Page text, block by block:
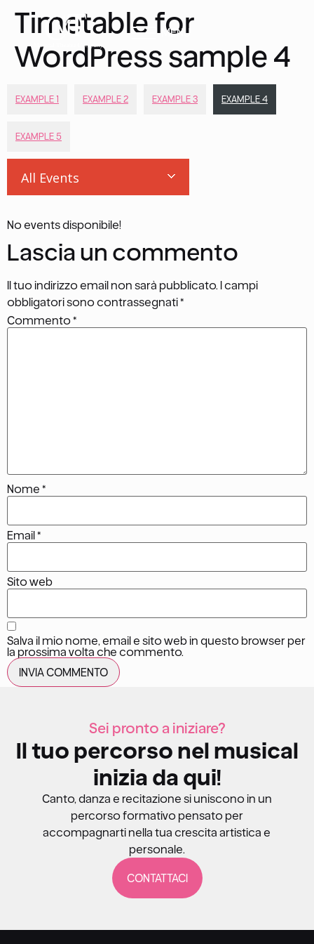
MENU
Timetable for
WordPress sample 4
EXAMPLE 1 EXAMPLE 2 EXAMPLE 3 EXAMPLE 4
EXAMPLE 5
All Events
No events disponibile!
Lascia un commento
Il tuo indirizzo email non sarà pubblicato. I campi
obbligatori sono contrassegnati*
Commento*
Nome *
Email*
Sito web
Salva il mio nome, email e sito web in questo browser per
la prossima volta che commento.
Sei pronto a iniziare?
Il tuo percorso nel musical
inizia da qui!
Canto, danza e recitazione si uniscono in un
percorso formativo pensato per
accompagnarti nella tua crescita artistica e
personale.
CONTATTACI